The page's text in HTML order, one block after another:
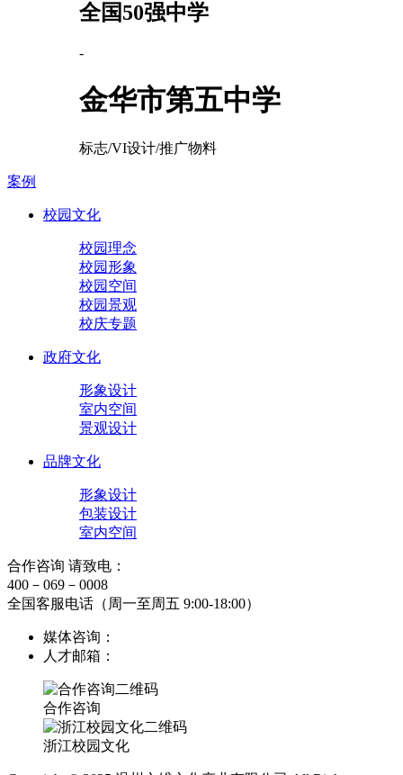
全国50强中学
-
金华市第五中学
标志/VI设计/推广物料
案例
校园文化
校园理念
校园形象
校园空间
校园景观
校庆专题
政府文化
形象设计
室内空间
景观设计
品牌文化
形象设计
包装设计
室内空间
合作咨询 请致电：
400－069－0008
全国客服电话（周一至周五 9:00-18:00）
媒体咨询：
人才邮箱：
合作咨询
浙江校园文化